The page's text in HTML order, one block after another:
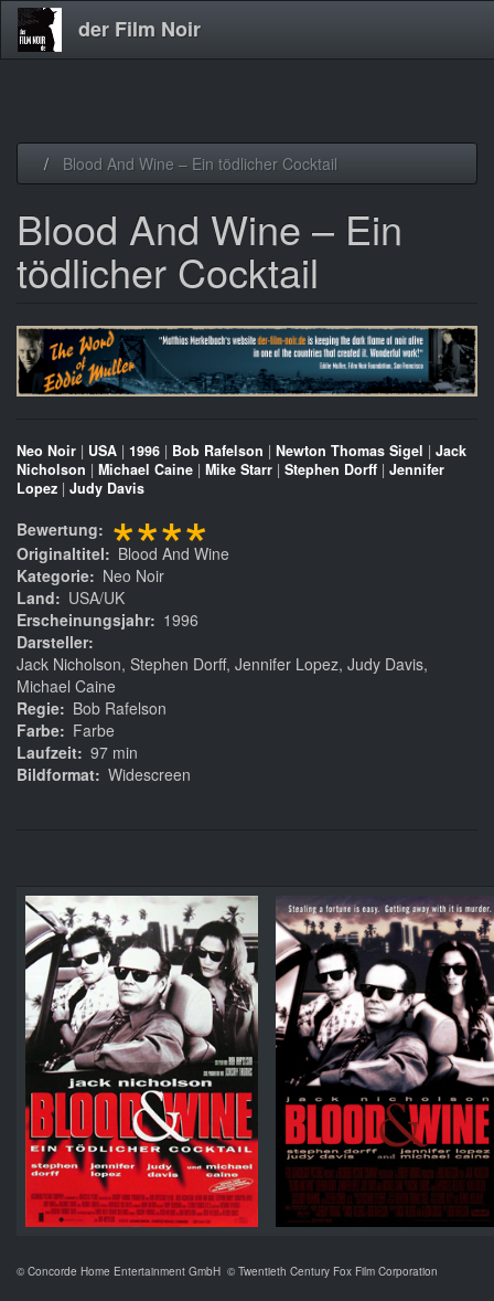
der Film Noir
Blood And Wine – Ein tödlicher Cocktail
Blood And Wine – Ein
tödlicher Cocktail
Neo Noir | USA | 1996 | Bob Rafelson | Newton Thomas Sigel | Jack
Nicholson | Michael Caine | Mike Starr | Stephen Dorff | Jennifer
Lopez | Judy Davis
Bewertung ****
Originaltitel
Blood And Wine
Kategorie
Neo Noir
Land
USA/UK
Erscheinungsjahr
1996
Darsteller
Jack Nicholson, Stephen Dorff, Jennifer Lopez, Judy Davis,
Michael Caine
Regie
Bob Rafelson
Farbe
Farbe
Laufzeit 97 min
Bildformat Widescreen
© Concorde Home Entertainment GmbH © Twentieth Century Fox Film Corporation